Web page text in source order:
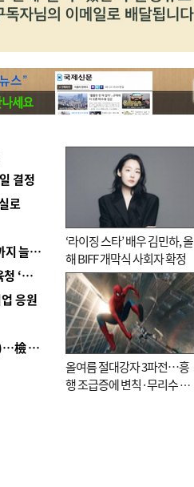
결정
로
■ 경남 농정 비전 ‘잘 사는 농촌’…스마트팜 1000㏊까지 늘린다
■ 교육혁신선도지 공모 코앞인데…구·군 난색에 교육청 ‘쩔쩔’
응원
■ 검사 신분 버리고 직급하향(10년 이하 저연차 검사)…檢 중수청행 기피
‘라이징 스타’ 배우 김민하, 올
해 BIFF 개막식 사회자 확정
올여름 절대강자 3파전…흥
행 조급증에 변칙·무리수 마